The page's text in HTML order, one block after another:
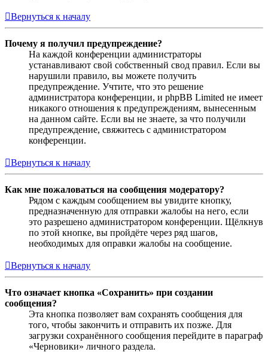
Вернуться к началу
Почему я получил предупреждение?
На каждой конференции администраторы
устанавливают свой собственный свод правил. Если вы
нарушили правило, вы можете получить
предупреждение. Учтите, что это решение
администратора конференции, и phpBB Limited не имеет
никакого отношения к предупреждениям, вынесенным
на данном сайте. Если вы не знаете, за что получили
предупреждение, свяжитесь с администратором
конференции.
Вернуться к началу
Как мне пожаловаться на сообщения модератору?
Рядом с каждым сообщением вы увидите кнопку,
предназначенную для отправки жалобы на него, если
это разрешено администратором конференции. Щёлкнув
по этой кнопке, вы пройдёте через ряд шагов,
необходимых для оправки жалобы на сообщение.
Вернуться к началу
Что означает кнопка «Сохранить» при создании
сообщения?
Эта кнопка позволяет вам сохранять сообщения для
того, чтобы закончить и отправить их позже. Для
загрузки сохранённого сообщения перейдите в параграф
«Черновики» личного раздела.